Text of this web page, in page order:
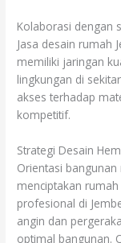
Kolaborasi dengan
Jasa desain rumah
memiliki jaringan
lingkungan di
akses terhadap
kompetitif.
Strategi Desain
Orientasi
menciptakan
profesional di
angin dan
optimal bangunan.